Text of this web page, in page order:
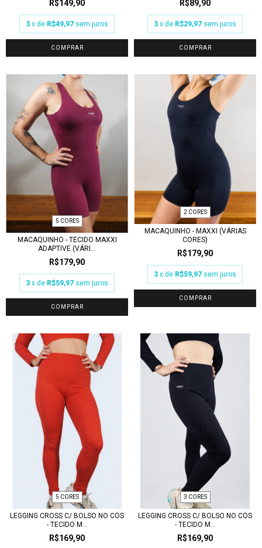
R$149,90
3 x de R$49,97 sem juros
COMPRAR
R$89,90
3 x de R$29,97 sem juros
COMPRAR
5 CORES
MACAQUINHO - TECIDO MAXXI
ADAPTIVE (VÁRI...
R$179,90
3 x de R$59,97 sem juros
COMPRAR
2 CORES
MACAQUINHO - MAXXI (VÁRIAS
CORES)
R$179,90
3 x de R$59,97 sem juros
COMPRAR
5 CORES
LEGGING CROSS C/ BOLSO NO CÓS
- TECIDO M...
R$169,90
3 CORES
LEGGING CROSS C/ BOLSO NO CÓS
- TECIDO M...
R$169,90